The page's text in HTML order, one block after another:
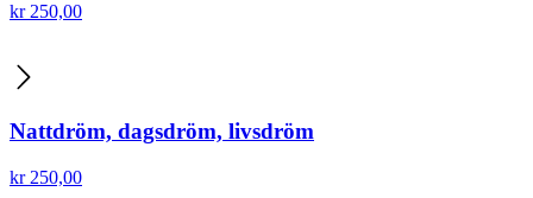
kr250,00
Nattdröm, dagsdröm, livsdröm
kr250,00